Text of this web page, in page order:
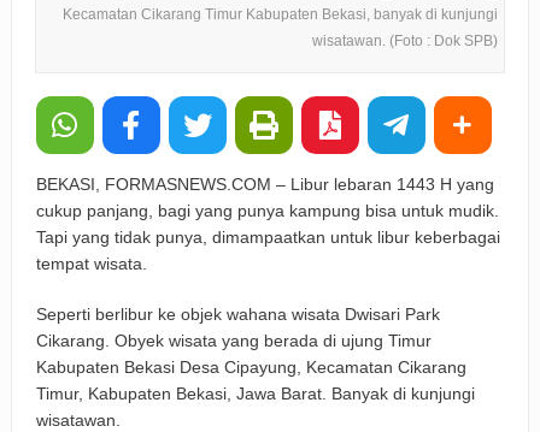
Kecamatan Cikarang Timur Kabupaten Bekasi, banyak di kunjungi
wisatawan. (Foto : Dok SPB)
BEKASI, FORMASNEWS.COM – Libur lebaran 1443 H yang
cukup panjang, bagi yang punya kampung bisa untuk mudik.
Tapi yang tidak punya, dimampaatkan untuk libur keberbagai
tempat wisata.
Seperti berlibur ke objek wahana wisata Dwisari Park
Cikarang. Obyek wisata yang berada di ujung Timur
Kabupaten Bekasi Desa Cipayung, Kecamatan Cikarang
Timur, Kabupaten Bekasi, Jawa Barat. Banyak di kunjungi
wisatawan.